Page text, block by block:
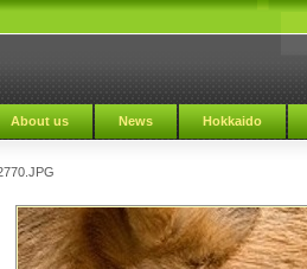
About us News Hokkaido